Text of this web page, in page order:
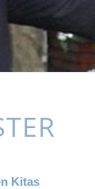
Kitas